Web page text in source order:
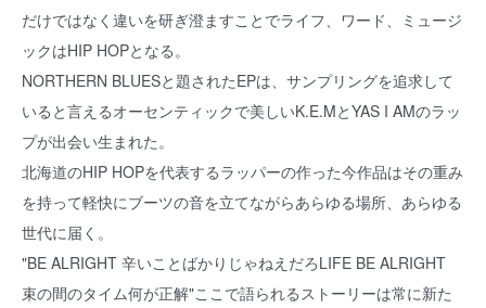
だけではなく違いを研ぎ澄ますことでライフ、ワード、ミュージ
ックはHIP HOPとなる。
NORTHERN BLUESと題されたEPは、サンプリングを追求して
いると言えるオーセンティックで美しいK.E.MとYAS I AMのラッ
プが出会い生まれた。
北海道のHIP HOPを代表するラッパーの作った今作品はその重み
を持って軽快にブーツの音を立てながらあらゆる場所、あらゆる
世代に届く。
"BE ALRIGHT 辛いことばかりじゃねえだろLIFE BE ALRIGHT
束の間のタイム何が正解"ここで語られるストーリーは常に新た